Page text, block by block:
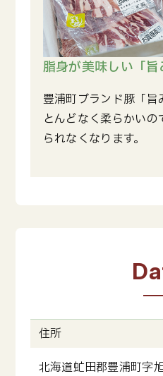
脂身が美味しい「旨
豊浦町ブランド豚「
とんどなく柔らかい
られなくなります。
住所
北海道虻田郡豊浦町字